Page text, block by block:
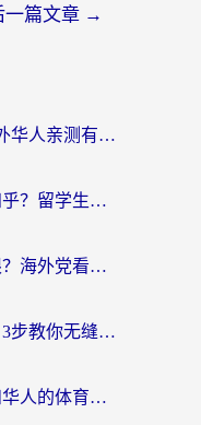
一篇文章 →
12123在国外能登录吗？海外华人亲测有效的回国加速器选择指南
海外看不了爱奇艺怎么办知乎？留学生亲测有效的回国加速方案
央视影音当前地区版权受限？海外党看国内剧、追电视台的终极解决方案
海外访问国内网站的限制？3步教你无缝解锁国内资源（附实测最优工具）
海外如何看中超？留学生和华人的体育赛事观看终极指南（附欧洲杯奥运会观看技巧）